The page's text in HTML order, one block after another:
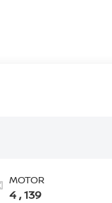
MOTOR
4 , 139